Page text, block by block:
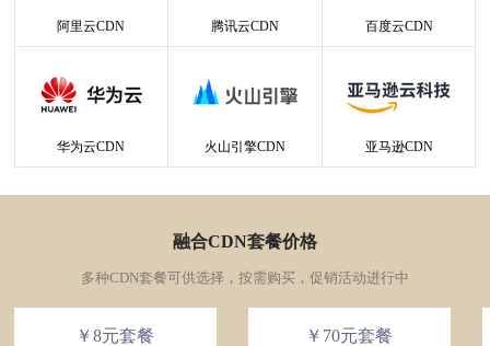
阿里云CDN 腾讯云CDN 百度云CDN
华为云CDN 火山引擎CDN 亚马逊CDN
融合CDN套餐价格
多种CDN套餐可供选择，按需购买，促销活动进行中
￥8元套餐 ￥70元套餐